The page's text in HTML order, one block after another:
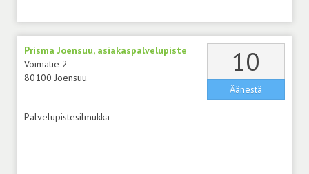
Prisma Joensuu, asiakaspalvelupiste
Voimatie 2
80100 Joensuu
10
Äänestä
Palvelupistesilmukka